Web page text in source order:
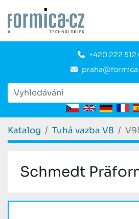
+420 222 512
Katalog Tuhá vazba V8
Schmedt